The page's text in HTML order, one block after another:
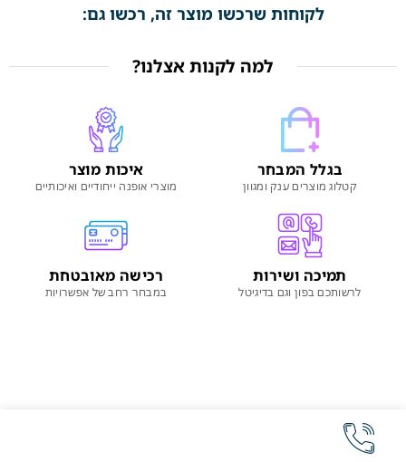
לקוחות שרכשו מוצר זה, רכשו גם:
למה לקנות אצלנו?
בגלל המבחר
קטלוג מוצרים ענק ומגוון
איכות מוצר
מוצרי אופנה ייחודיים ואיכותיים
תמיכה ושירות
לרשותכם בפון וגם בדיגיטל
רכישה מאובטחת
במבחר רחב של אפשרויות